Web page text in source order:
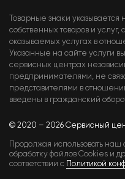
Товарные знаки
собственных товаров и
оказываемых услугах в
Указанные на сайте услуги
сервисных центрах
предпринимателями, не
представителями в
введены в гражданский
© 2020 – 2026 Сервисный
Продолжая использовать наш
обработку файлов Cookies и
соответствии с Политикой